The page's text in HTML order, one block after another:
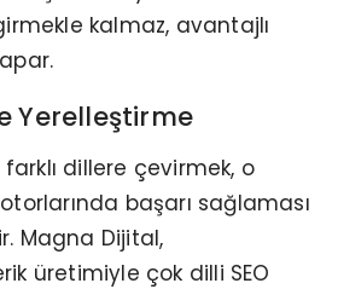
kalmaz, avantajlı
Yerelleştirme
dillere çevirmek, o
başarı sağlaması
Magna Dijital,
üretimiyle çok dilli SEO